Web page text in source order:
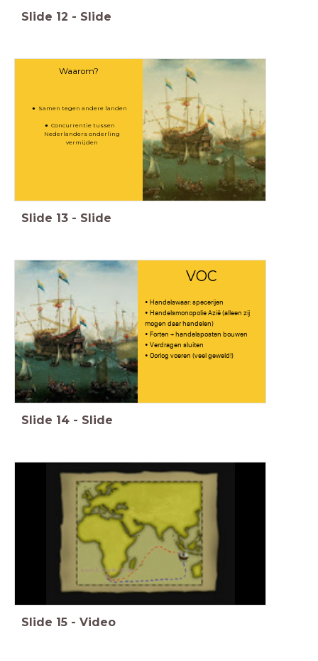
Slide 12 - Slide
Waarom?
Samen tegen andere landen
Concurrentie tussen
Nederlanders onderling
vermijden
Slide 13 - Slide
VOC
• Handelswaar: specerijen
• Handelsmonopolie Azië (alleen zij
mogen daar handelen)
• Forten + handelsposten bouwen
• Verdragen sluiten
• Oorlog voeren (veel geweld!)
Slide 14 - Slide
Slide 15 - Video